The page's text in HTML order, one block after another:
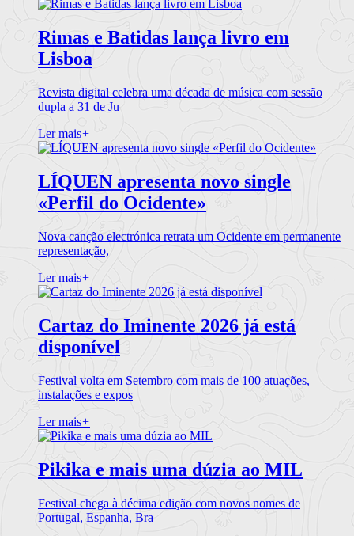
Rimas e Batidas lança livro em
Lisboa
Revista digital celebra uma década de música com sessão
dupla a 31 de Ju
Ler mais+
LÍQUEN apresenta novo single
«Perfil do Ocidente»
Nova canção electrónica retrata um Ocidente em permanente
representação,
Ler mais+
Cartaz do Iminente 2026 já está
disponível
Festival volta em Setembro com mais de 100 atuações,
instalações e expos
Ler mais+
Pikika e mais uma dúzia ao MIL
Festival chega à décima edição com novos nomes de
Portugal, Espanha, Bra